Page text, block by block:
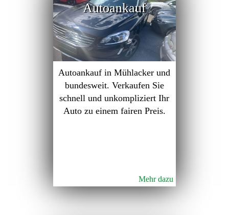
Autoankauf
Autoankauf in Mühlacker und
bundesweit. Verkaufen Sie
schnell und unkompliziert Ihr
Auto zu einem fairen Preis.
Mehr dazu